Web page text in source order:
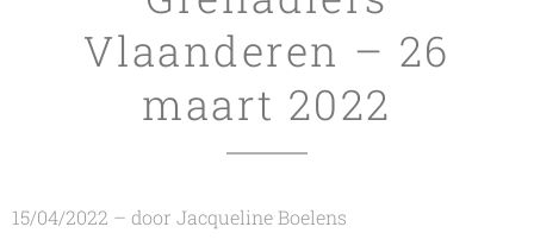
Vlaanderen – 26
maart 2022
15/04/2022 – door Jacqueline Boelens